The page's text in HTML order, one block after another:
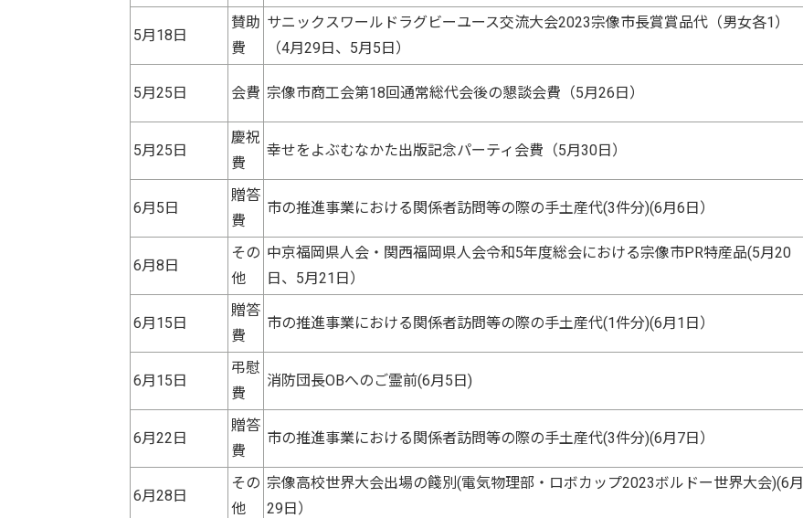
5月18日
賛助
費
サニックスワールドラグビーユース交流大会2023宗像市長賞賞品代（男女各1）
（4月29日、5月5日）
5月25日 会費 宗像市商工会第18回通常総代会後の懇談会費（5月26日）
5月25日
慶祝
費
幸せをよぶむなかた出版記念パーティ会費（5月30日）
6月5日
贈答
費
市の推進事業における関係者訪問等の際の手土産代(3件分)(6月6日）
6月8日
その
他
中京福岡県人会・関西福岡県人会令和5年度総会における宗像市PR特産品(5月20
日、5月21日）
6月15日
贈答
費
市の推進事業における関係者訪問等の際の手土産代(1件分)(6月1日）
6月15日
弔慰
費
消防団長OBへのご霊前(6月5日)
6月22日
贈答
費
市の推進事業における関係者訪問等の際の手土産代(3件分)(6月7日）
6月28日
その
他
宗像高校世界大会出場の餞別(電気物理部・ロボカップ2023ボルドー世界大会)(6月
29日）